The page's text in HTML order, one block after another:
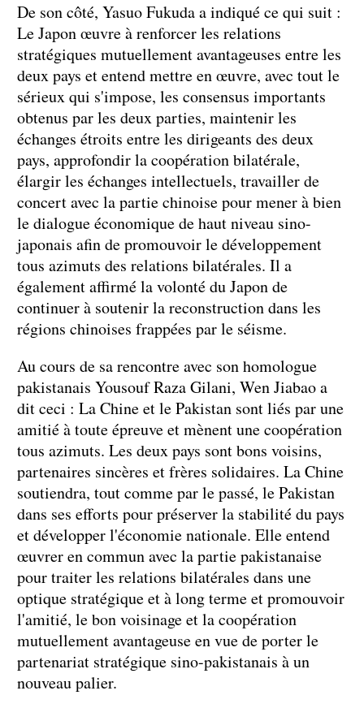
De son côté, Yasuo Fukuda a indiqué ce qui suit :
Le Japon œuvre à renforcer les relations
stratégiques mutuellement avantageuses entre les
deux pays et entend mettre en œuvre, avec tout le
sérieux qui s'impose, les consensus importants
obtenus par les deux parties, maintenir les
échanges étroits entre les dirigeants des deux
pays, approfondir la coopération bilatérale,
élargir les échanges intellectuels, travailler de
concert avec la partie chinoise pour mener à bien
le dialogue économique de haut niveau sino-
japonais afin de promouvoir le développement
tous azimuts des relations bilatérales. Il a
également affirmé la volonté du Japon de
continuer à soutenir la reconstruction dans les
régions chinoises frappées par le séisme.
Au cours de sa rencontre avec son homologue
pakistanais Yousouf Raza Gilani, Wen Jiabao a
dit ceci : La Chine et le Pakistan sont liés par une
amitié à toute épreuve et mènent une coopération
tous azimuts. Les deux pays sont bons voisins,
partenaires sincères et frères solidaires. La Chine
soutiendra, tout comme par le passé, le Pakistan
dans ses efforts pour préserver la stabilité du pays
et développer l'économie nationale. Elle entend
œuvrer en commun avec la partie pakistanaise
pour traiter les relations bilatérales dans une
optique stratégique et à long terme et promouvoir
l'amitié, le bon voisinage et la coopération
mutuellement avantageuse en vue de porter le
partenariat stratégique sino-pakistanais à un
nouveau palier.